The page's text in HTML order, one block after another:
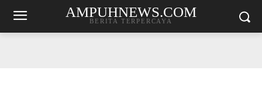
AMPUHNEWS.COM
BERITA TERPERCAYA